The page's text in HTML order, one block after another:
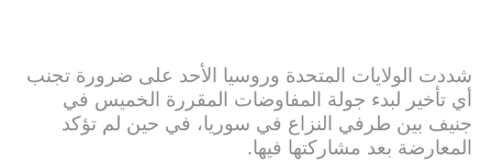
شددت الولايات المتحدة وروسيا الأحد على ضرورة تجنب
أي تأخير لبدء جولة المفاوضات المقررة الخميس في
جنيف بين طرفي النزاع في سوريا، في حين لم تؤكد
المعارضة بعد مشاركتها فيها.